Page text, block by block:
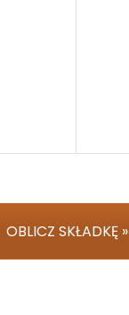
OBLICZ SKŁADKĘ »